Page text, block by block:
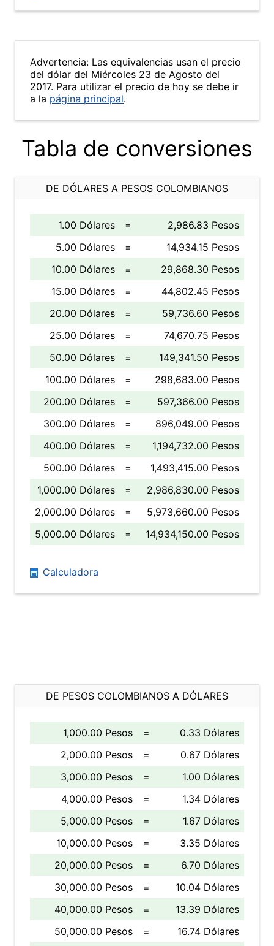
Advertencia: Las equivalencias usan el precio
del dólar del Miércoles 23 de Agosto del
2017. Para utilizar el precio de hoy se debe ir
a la página principal.
Tabla de conversiones
DE DÓLARES A PESOS COLOMBIANOS
1.00 Dólares =
2,986.83 Pesos
5.00 Dólares
=
14,934.15 Pesos
10.00 Dólares
=
29,868.30 Pesos
15.00 Dólares
=
44,802.45 Pesos
20.00 Dólares
=
59,736.60 Pesos
25.00 Dólares
=
74,670.75 Pesos
50.00 Dólares
=
149,341.50 Pesos
100.00 Dólares
=
298,683.00 Pesos
200.00 Dólares
=
597,366.00 Pesos
300.00 Dólares
=
896,049.00 Pesos
400.00 Dólares
=
1,194,732.00 Pesos
500.00 Dólares
=
1,493,415.00 Pesos
1,000.00 Dólares
=
2,986,830.00 Pesos
2,000.00 Dólares
=
5,973,660.00 Pesos
5,000.00 Dólares
= 14,934,150.00 Pesos
Calculadora
DE PESOS COLOMBIANOS A DÓLARES
1,000.00 Pesos =
0.33 Dólares
2,000.00 Pesos
=
0.67 Dólares
3,000.00 Pesos
=
1.00 Dólares
4,000.00 Pesos
=
1.34 Dólares
5,000.00 Pesos
=
1.67 Dólares
10,000.00 Pesos
=
3.35 Dólares
20,000.00 Pesos
=
6.70 Dólares
30,000.00 Pesos
=
10.04 Dólares
40,000.00 Pesos
=
13.39 Dólares
50,000.00 Pesos
= 16.74 Dólares